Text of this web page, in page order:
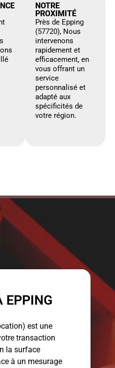
NOTRE
PROXIMITÉ
Près de Epping
(57720), Nous
intervenons
rapidement et
efficacement, en
vous offrant un
service
personnalisé et
adapté aux
spécificités de
votre région.
EPPING
est une
transaction
la surface
à un mesurage